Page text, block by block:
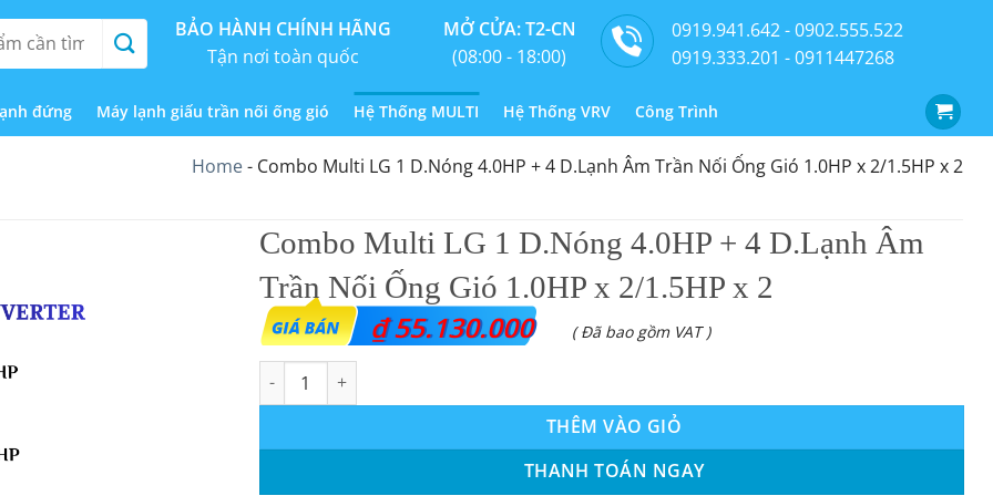
BẢO HÀNH CHÍNH HÃNG
Tận nơi toàn quốc
MỞ CỬA: T2-CN
(08:00 - 18:00)
0919.941.642 - 0902.555.522
0919.333.201 - 0911447268
đứng Máy lạnh giấu trần nối ống gió Hệ Thống MULTI Hệ Thống VRV Công Trình
Home- Combo Multi LG 1 D.Nóng 4.0HP + 4 D.Lạnh Âm Trần Nối Ống Gió 1.0HP x 2/1.5HP x 2
Combo Multi LG 1 D.Nóng 4.0HP + 4 D.Lạnh Âm
Trần Nối Ống Gió 1.0HP x 2/1.5HP x 2
₫55.130.000
( Đã bao gồm VAT )
Combo Multi LG 1 D.Nóng 4.0HP + 4 D.Lạnh Âm Trần Nối Ống Gió 1.0HP x 2/1.5HP x 2 số lượng
THÊM VÀO GIỎ
THANH TOÁN NGAY